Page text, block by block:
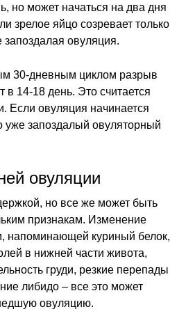
но может начаться на два дня
зрелое яйцо созревает только
запоздалая овуляция.
30-дневным циклом разрыв
в 14-18 день. Это считается
Если овуляция начинается
уже запоздалый овуляторный
овуляции
но все же может быть
признакам. Изменение
напоминающей куриный белок,
в нижней части живота,
груди, резкие перепады
либидо – все это может
овуляцию.